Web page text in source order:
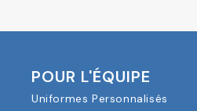
POUR L'ÉQUIPE
Uniformes Personnalisés